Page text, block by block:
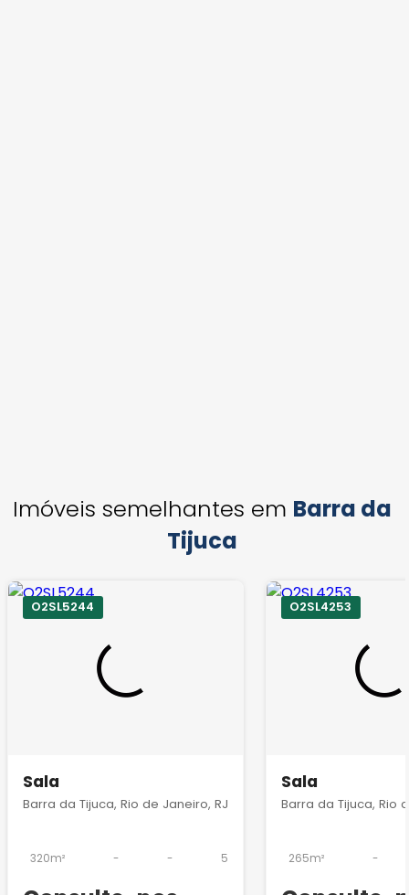
Imóveis semelhantes em Barra da
Tijuca
O2SL5244
Sala
Barra da Tijuca, Rio de Janeiro, RJ
320m² - - 5
O2SL4253
Sala
Barra da Tijuca, Rio
265m² -